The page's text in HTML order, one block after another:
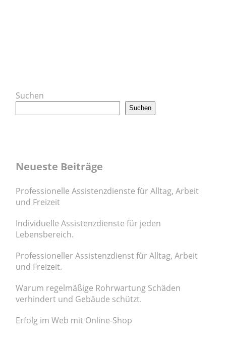
Suchen
Suchen
Neueste Beiträge
Professionelle Assistenzdienste für Alltag, Arbeit
und Freizeit
Individuelle Assistenzdienste für jeden
Lebensbereich.
Professioneller Assistenzdienst für Alltag, Arbeit
und Freizeit.
Warum regelmäßige Rohrwartung Schäden
verhindert und Gebäude schützt.
Erfolg im Web mit Online-Shop